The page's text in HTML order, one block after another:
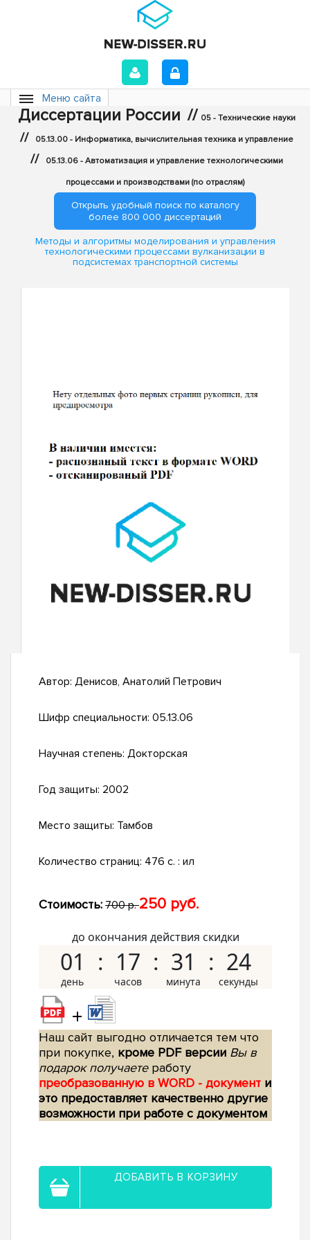
Меню сайта
Диссертации России // 05 - Технические науки
// 05.13.00 - Информатика, вычислительная техника и управление
// 05.13.06 - Автоматизация и управление технологическими
процессами и производствами (по отраслям)
Открыть удобный поиск по каталогу
более 800 000 диссертаций
Методы и алгоритмы моделирования и управления
технологическими процессами вулканизации в
подсистемах транспортной системы
Автор: Денисов, Анатолий Петрович
Шифр специальности: 05.13.06
Научная степень: Докторская
Год защиты: 2002
Место защиты: Тамбов
Количество страниц: 476 с. : ил
Стоимость: 700 р.250 руб.
до окончания действия скидки
01 17 31 23
+
Наш сайт выгодно отличается тем что
при покупке, кроме PDF версии Вы в
подарок получаетеработу
преобразованную в WORD - документ и
это предоставляет качественно другие
возможности при работе с документом
ДОБАВИТЬ В КОРЗИНУ